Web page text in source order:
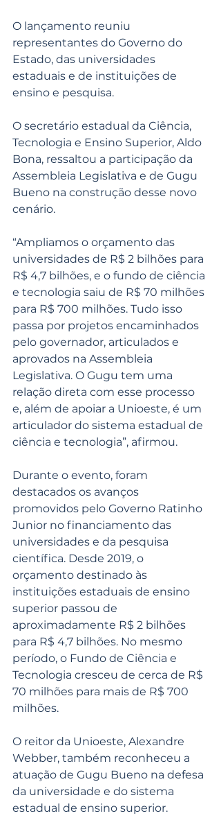
O lançamento reuniu
representantes do Governo do
Estado, das universidades
estaduais e de instituições de
ensino e pesquisa.
O secretário estadual da Ciência,
Tecnologia e Ensino Superior, Aldo
Bona, ressaltou a participação da
Assembleia Legislativa e de Gugu
Bueno na construção desse novo
cenário.
“Ampliamos o orçamento das
universidades de R$ 2 bilhões para
R$ 4,7 bilhões, e o fundo de ciência
e tecnologia saiu de R$ 70 milhões
para R$ 700 milhões. Tudo isso
passa por projetos encaminhados
pelo governador, articulados e
aprovados na Assembleia
Legislativa. O Gugu tem uma
relação direta com esse processo
e, além de apoiar a Unioeste, é um
articulador do sistema estadual de
ciência e tecnologia”, afirmou.
Durante o evento, foram
destacados os avanços
promovidos pelo Governo Ratinho
Junior no financiamento das
universidades e da pesquisa
científica. Desde 2019, o
orçamento destinado às
instituições estaduais de ensino
superior passou de
aproximadamente R$ 2 bilhões
para R$ 4,7 bilhões. No mesmo
período, o Fundo de Ciência e
Tecnologia cresceu de cerca de R$
70 milhões para mais de R$ 700
milhões.
O reitor da Unioeste, Alexandre
Webber, também reconheceu a
atuação de Gugu Bueno na defesa
da universidade e do sistema
estadual de ensino superior.